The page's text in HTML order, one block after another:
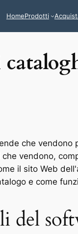
HomeProdotti
che vendono
vendono,
il sito Web
e come
del